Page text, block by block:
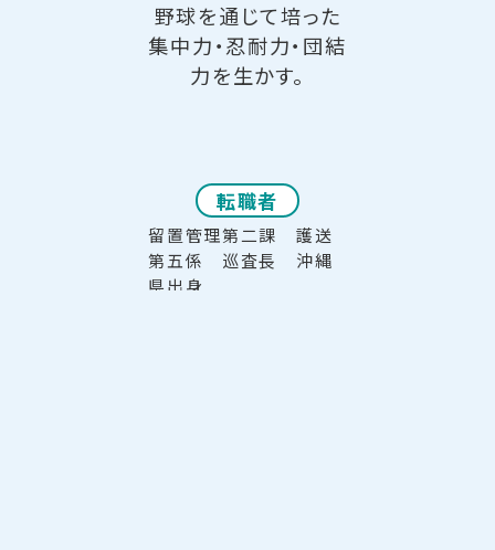
野球を通じて培った
集中力・忍耐力・団結
力を生かす。
転職者
留置管理第二課 護送
第五係 巡査長 沖縄
県出身